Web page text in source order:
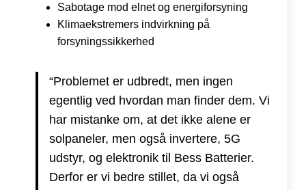
Sabotage mod elnet og energiforsyning
Klimaekstremers indvirkning på
forsyningssikkerhed
“Problemet er udbredt, men ingen
egentlig ved hvordan man finder dem. Vi
har mistanke om, at det ikke alene er
solpaneler, men også invertere, 5G
udstyr, og elektronik til Bess Batterier.
Derfor er vi bedre stillet, da vi også